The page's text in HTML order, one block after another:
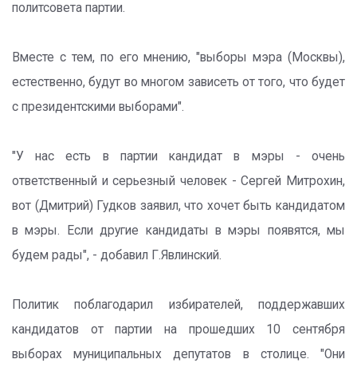
политсовета партии.
Вместе с тем, по его мнению, "выборы мэра (Москвы),
естественно, будут во многом зависеть от того, что будет
с президентскими выборами".
"У нас есть в партии кандидат в мэры - очень
ответственный и серьезный человек - Сергей Митрохин,
вот (Дмитрий) Гудков заявил, что хочет быть кандидатом
в мэры. Если другие кандидаты в мэры появятся, мы
будем рады", - добавил Г.Явлинский.
Политик поблагодарил избирателей, поддержавших
кандидатов от партии на прошедших 10 сентября
выборах муниципальных депутатов в столице. "Они